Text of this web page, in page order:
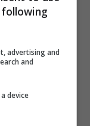
advertising and
and
device